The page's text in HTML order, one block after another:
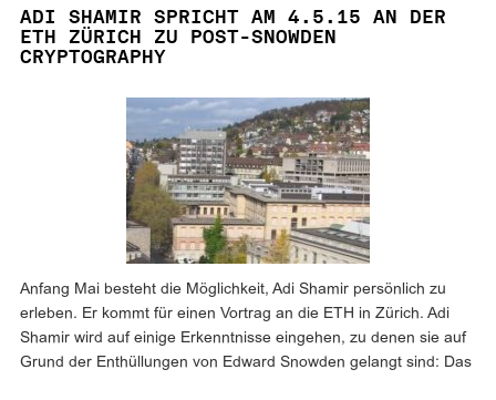
ADI SHAMIR SPRICHT AM 4.5.15 AN DER
ETH ZÜRICH ZU POST-SNOWDEN
CRYPTOGRAPHY
Anfang Mai besteht die Möglichkeit, Adi Shamir persönlich zu
erleben. Er kommt für einen Vortrag an die ETH in Zürich. Adi
Shamir wird auf einige Erkenntnisse eingehen, zu denen sie auf
Grund der Enthüllungen von Edward Snowden gelangt sind: Das